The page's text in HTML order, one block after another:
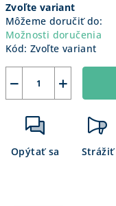
cena:
Zvoľte variant
Môžeme doručiť do:
Možnosti doručenia
Kód: Zvoľte variant
+
−
Opýtať sa Strážiť